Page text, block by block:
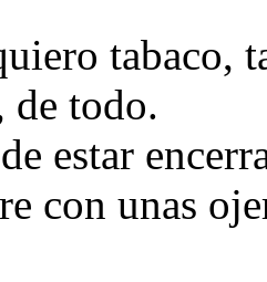
tabaco,
de todo.
estar
con unas